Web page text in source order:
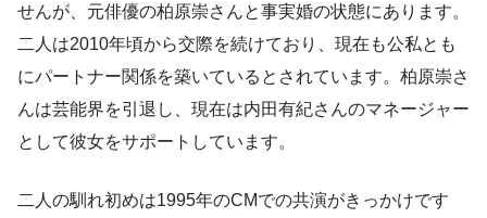
せんが、元俳優の柏原崇さんと事実婚の状態にあります。
二人は2010年頃から交際を続けており、現在も公私とも
にパートナー関係を築いているとされています。柏原崇さ
んは芸能界を引退し、現在は内田有紀さんのマネージャー
として彼女をサポートしています。
二人の馴れ初めは1995年のCMでの共演がきっかけです